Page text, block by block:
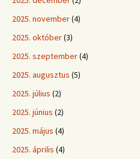
2025. november(4)
2025. október(3)
2025. szeptember(4)
2025. augusztus (5)
2025. július (2)
2025. június (2)
2025. május (4)
2025. április (4)